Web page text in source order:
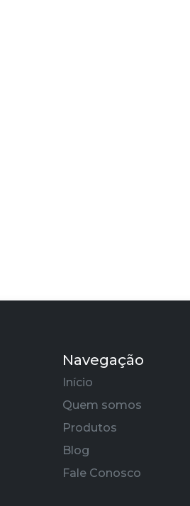
Navegação
Início
Quem somos
Produtos
Blog
Fale Conosco